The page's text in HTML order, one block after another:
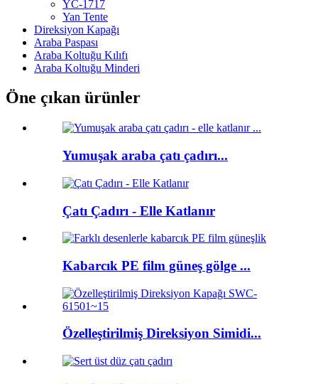
YC-1717
Yan Tente
Direksiyon Kapağı
Araba Paspası
Araba Koltuğu Kılıfı
Araba Koltuğu Minderi
Öne çıkan ürünler
Yumuşak araba çatı çadırı...
Çatı Çadırı - Elle Katlanır
Kabarcık PE film güneş gölge ...
Özelleştirilmiş Direksiyon Simidi...